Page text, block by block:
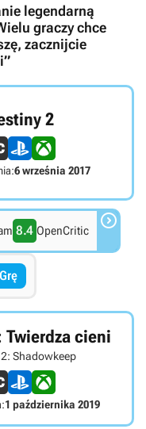
legendarną
graczy chce
zacznijcie
2
6 września 2017
8.4 OpenCritic 
Twierdza cieni
2: Shadowkeep
1 października 2019